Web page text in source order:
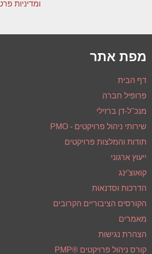
לקבלת עדכונים
מפת אתר
דף הבית
פרופיל חברה
מנכ"ל-דן ברזילי
שירותי ניהול פרויקטים - PMO
תודות והמלצות פרויקטים
ייעוץ ארגוני
קואוצ'ינג
הדרכות וסדנאות